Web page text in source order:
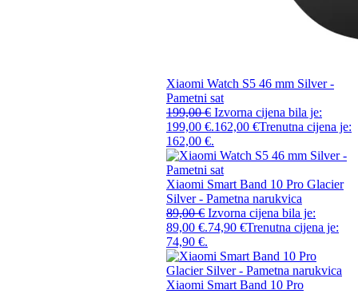
Xiaomi Watch S5 46 mm Silver -
Pametni sat
199,00€ Izvorna cijena bila je:
199,00 €.162,00 €Trenutna cijena je:
162,00 €.
Xiaomi Smart Band 10 Pro Glacier
Silver - Pametna narukvica
89,00€ Izvorna cijena bila je:
89,00 €.74,90 €Trenutna cijena je:
74,90 €.
Xiaomi Smart Band 10 Pro